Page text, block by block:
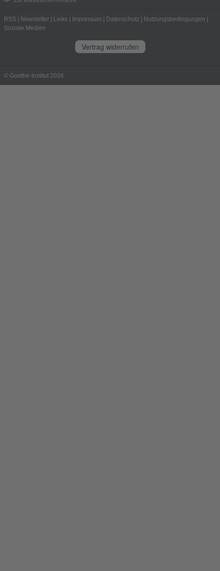
RSS Newsletter Links Impressum Datenschutz Nutzungsbedingungen
Soziale Medien
Vertrag widerrufen
© Goethe-Institut 2026